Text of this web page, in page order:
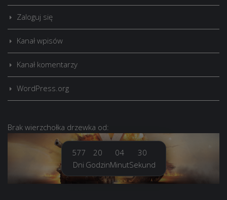
Zaloguj się
Kanał wpisów
Kanał komentarzy
WordPress.org
Brak wierzchołka drzewka od:
577
Dni
20
Godzin
04
Minut
31
Sekund